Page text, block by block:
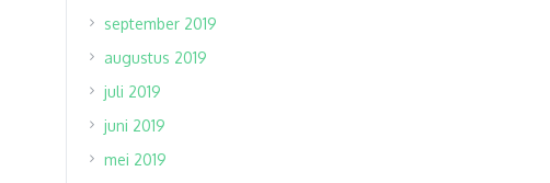
september 2019
augustus 2019
juli 2019
juni 2019
mei 2019